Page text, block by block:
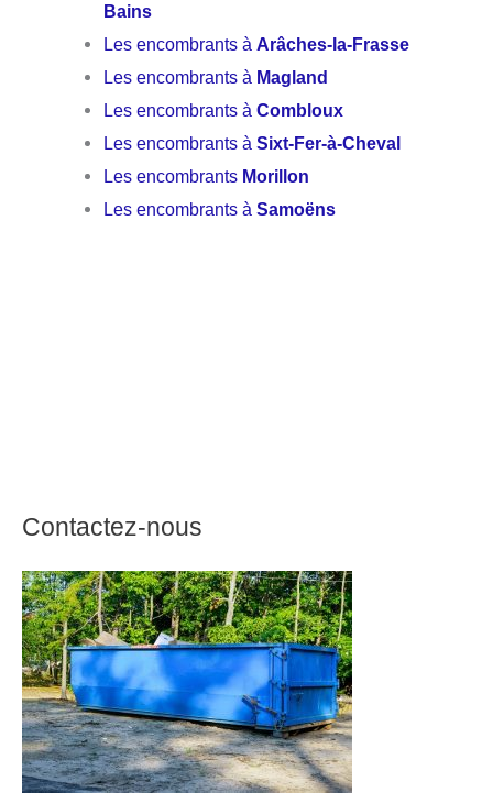
Bains
Les encombrants àArâches-la-Frasse
Les encombrants à Magland
Les encombrants àCombloux
Les encombrants àSixt-Fer-à-Cheval
Les encombrants Morillon
Les encombrants àSamoëns
Contactez-nous